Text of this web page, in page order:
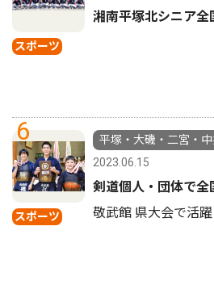
スポーツ
湘南平塚北シニア全
6
スポーツ
平塚・大磯・二宮・
2023.06.15
剣道個人・団体で全
敬武館 県大会で活躍